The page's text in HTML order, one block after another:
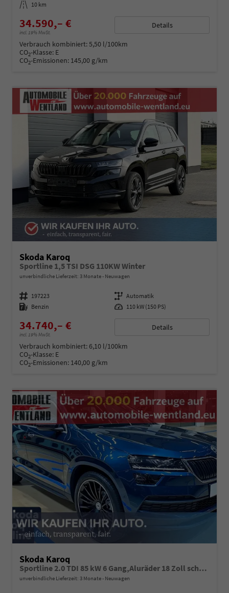
Kilometerstand 10 km
34.590,– €
incl. 19% MwSt.
Details
Verbrauch kombiniert:5,50 l/100km
CO2-Klasse: E
CO2-Emissionen: 145,00 g/km
Skoda Karoq
Sportline 1,5 TSI DSG 110KW Winter
unverbindliche Lieferzeit: 3 Monate Neuwagen
Fahrzeugnummer 197223 Getriebe Automatik
Kraftstoff Benzin Leistung 110 kW (150 PS)
34.740,– €
incl. 19% MwSt.
Details
Verbrauch kombiniert:6,10 l/100km
CO2-Klasse: E
CO2-Emissionen: 140,00 g/km
Skoda Karoq
Sportline 2.0 TDI 85 kW 6 Gang,Aluräder 18 Zoll schwarz, Sonderfarbe Stahlgrau,Phone Box, Klimaauromatik,LED MATRIX, dynamische Blinkleuchten,Drive Mode Seledct, Kessy Full, Navigation, Sun Set,Rückkamera, PDC,LED , 4J. Grantie, Virt. Cockpit
unverbindliche Lieferzeit: 3 Monate Neuwagen